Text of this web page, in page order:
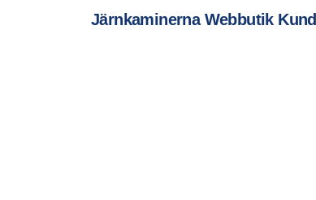
Järnkaminerna Webbutik